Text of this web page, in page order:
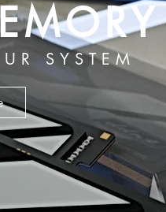
SYSTEM